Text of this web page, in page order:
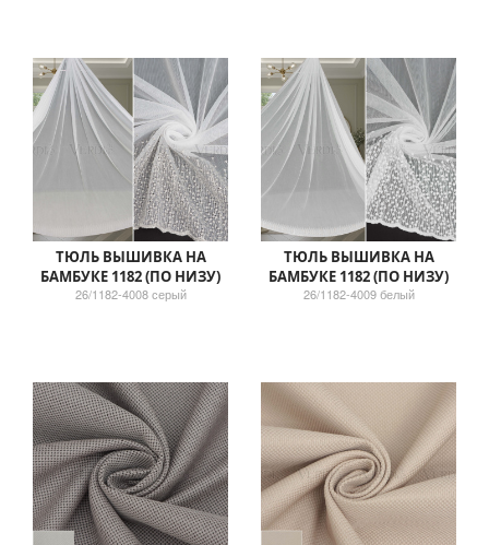
ТЮЛЬ ВЫШИВКА НА
БАМБУКЕ 1182 (ПО НИЗУ)
26/1182-4008 серый
ТЮЛЬ ВЫШИВКА НА
БАМБУКЕ 1182 (ПО НИЗУ)
26/1182-4009 белый